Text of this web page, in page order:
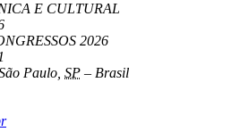
E CULTURAL
2026
Paulo SP – Brasil